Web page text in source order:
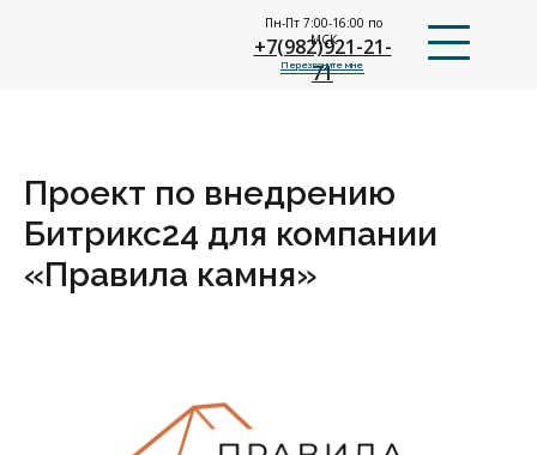
+7(982)921-21-
71
Пн-Пт 7:00-16:00 по
МСК
Перезвоните мне
Проект по внедрению
Битрикс24 для компании
«Правила камня»